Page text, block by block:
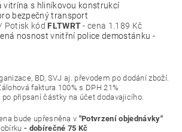
vitrína s hliníkovou konstrukcí
bezpečný transport
Potisk kód FLTWRT- cena 1.189 Kč
nosnost vnitřní police demostánku -
BD, SVJ aj. převodem po dodání zboží.
- Zálohová faktura 100% s DPH 21%
částky na účet dodavajicího.
bude upřesněna v "Potvrzení objednávky"
- dobírečné 75 Kč